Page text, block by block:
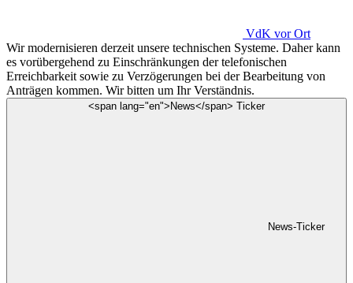
VdK vor Ort
Wir modernisieren derzeit unsere technischen Systeme. Daher kann
es vorübergehend zu Einschränkungen der telefonischen
Erreichbarkeit sowie zu Verzögerungen bei der Bearbeitung von
Anträgen kommen. Wir bitten um Ihr Verständnis.
<span lang="en">News</span> Ticker
News-Ticker